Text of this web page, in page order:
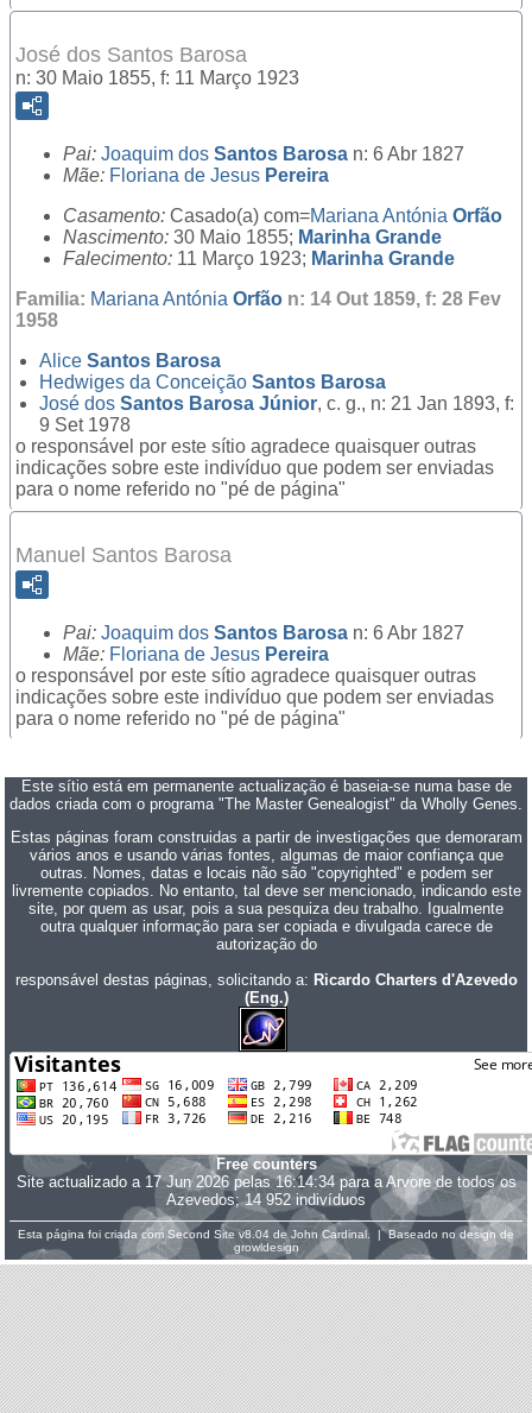
José dos Santos Barosa
n: 30 Maio 1855, f: 11 Março 1923
Pai: Joaquim dos Santos Barosa n: 6 Abr 1827
Mãe: Floriana de Jesus Pereira
Casamento: Casado(a) com=Mariana Antónia Orfão
Nascimento: 30 Maio 1855; Marinha Grande
Falecimento: 11 Março 1923; Marinha Grande
Familia: Mariana Antónia Orfão n: 14 Out 1859, f: 28 Fev
1958
Alice Santos Barosa
Hedwiges da Conceição Santos Barosa
José dos Santos Barosa Júnior, c. g., n: 21 Jan 1893, f:
9 Set 1978
o responsável por este sítio agradece quaisquer outras
indicações sobre este indivíduo que podem ser enviadas
para o nome referido no "pé de página"
Manuel Santos Barosa
Pai: Joaquim dos Santos Barosa n: 6 Abr 1827
Mãe: Floriana de Jesus Pereira
o responsável por este sítio agradece quaisquer outras
indicações sobre este indivíduo que podem ser enviadas
para o nome referido no "pé de página"
Este sítio está em permanente actualização é baseia-se numa base de
dados criada com o programa "The Master Genealogist" da Wholly Genes.
Estas páginas foram construidas a partir de investigações que demoraram
vários anos e usando várias fontes, algumas de maior confiança que
outras. Nomes, datas e locais não são "copyrighted" e podem ser
livremente copiados. No entanto, tal deve ser mencionado, indicando este
site, por quem as usar, pois a sua pesquiza deu trabalho. Igualmente
outra qualquer informação para ser copiada e divulgada carece de
autorização do
responsável destas páginas, solicitando a: Ricardo Charters d'Azevedo
(Eng.)
Free counters
Site actualizado a 17 Jun 2026 pelas 16:14:34 para a Arvore de todos os
Azevedos; 14 952 indivíduos
Esta página foi criada com Second Sitev8.04 deJohn Cardinal. | Baseado no design de
growldesign